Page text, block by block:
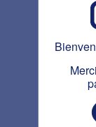
Ce site